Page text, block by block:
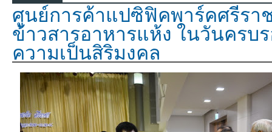
ศูนย์การค้าแปซิฟิคพาร์คศรีรา
ข้าวสารอาหารแห้ง ในวันครบร
ความเป็นสิริมงคล